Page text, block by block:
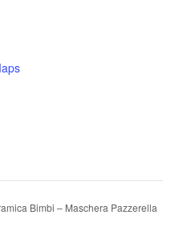
Bimbi – Maschera Pazzerella